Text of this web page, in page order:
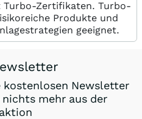
Turbo-Zertifikaten. Turbo-
Produkte und
geeignet.
kostenlosen Newsletter
nichts mehr aus der